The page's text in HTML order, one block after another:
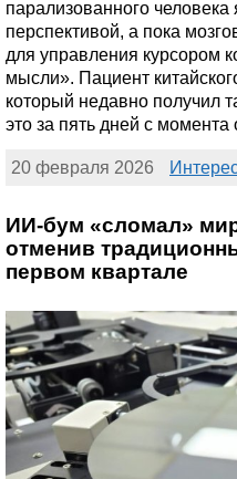
парализованного
перспективой, а пока
для управления курсором
мысли». Пациент
который недавно получил
это за пять дней с момента
20 февраля 2026
ИИ-бум «сломал»
отменив
первом квартале